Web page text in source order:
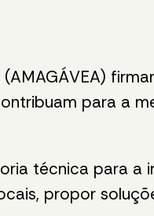
para a
técnica para a
propor